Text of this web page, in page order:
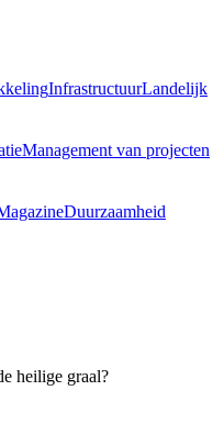
InfrastructuurLandelijk
Management van projecten
Duurzaamheid
heilige graal?